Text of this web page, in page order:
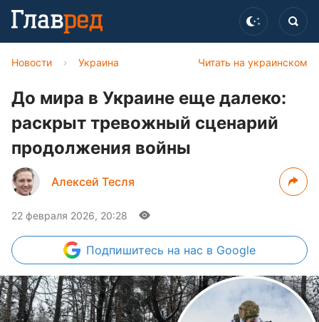
Читать на украинском
Новости › Украина
До мира в Украине еще далеко:
раскрыт тревожный сценарий
продолжения войны
Алексей Тесля
22 февраля 2026, 20:28
Подпишитесь на нас в Google